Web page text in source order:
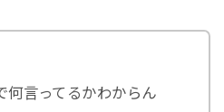
何言ってるかわからん